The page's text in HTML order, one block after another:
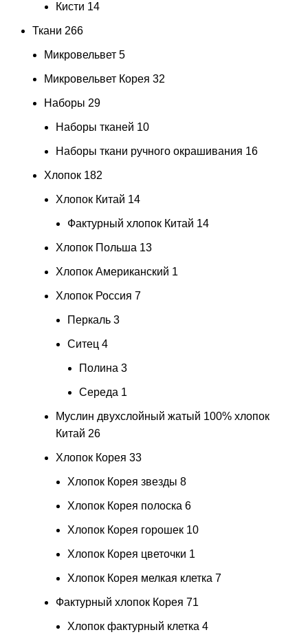
Кисти 14
Ткани 266
Микровельвет 5
Микровельвет Корея 32
Наборы 29
Наборы тканей 10
Наборы ткани ручного окрашивания 16
Хлопок 182
Хлопок Китай 14
Фактурный хлопок Китай 14
Хлопок Польша 13
Хлопок Американский 1
Хлопок Россия 7
Перкаль 3
Ситец 4
Полина 3
Середа 1
Муслин двухслойный жатый 100% хлопок
Китай 26
Хлопок Корея 33
Хлопок Корея звезды 8
Хлопок Корея полоска 6
Хлопок Корея горошек 10
Хлопок Корея цветочки 1
Хлопок Корея мелкая клетка 7
Фактурный хлопок Корея 71
Хлопок фактурный клетка 4